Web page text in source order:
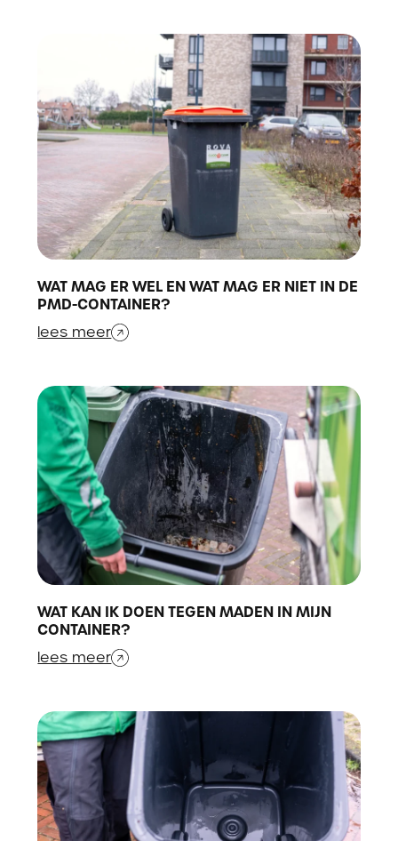
WAT MAG ER WEL EN WAT MAG ER NIET IN DE
PMD-CONTAINER?
lees meer
WAT KAN IK DOEN TEGEN MADEN IN MIJN
CONTAINER?
lees meer